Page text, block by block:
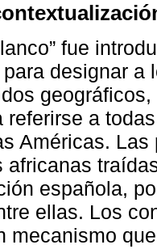
fue
designar a
referirse a
Américas.
africanas
española,
ellas. Los
mecanismo